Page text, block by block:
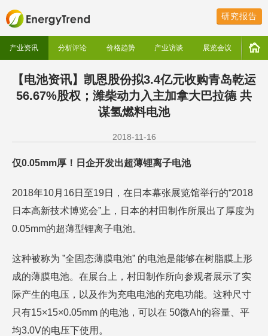
研究报告
产业资讯 分析评论 价格趋势 产业访谈 展览会议
【电池资讯】凯恩股份拟3.4亿元收购青岛乾运
56.67%股权；潍柴动力入主加拿大巴拉德 共
谋氢燃料电池
2018-11-16
仅0.05mm厚！日企开发出超薄锂离子电池
2018年10月16日至19日，在日本幕张展览馆举行的“2018
日本高新技术博览会”上，日本的村田制作所展出了厚度为
0.05mm的超薄型锂离子电池。
这种被称为 ”全固态薄膜电池” 的电池是能够在树脂膜上形
成的薄膜电池。在展台上，村田制作所向参观者展示了实
际产生的电压，以及作为充电电池的充电功能。这种尺寸
只有15×15×0.05mm 的电池，可以在 50微Ah的容量、平
均3.0V的电压下使用。